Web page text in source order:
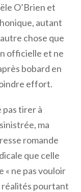
O’Brien et
autant
chose que
officielle et ne
bobard en
effort.
tirer à
ma
romande
que celle
« ne pas vouloir
réalités pourtant